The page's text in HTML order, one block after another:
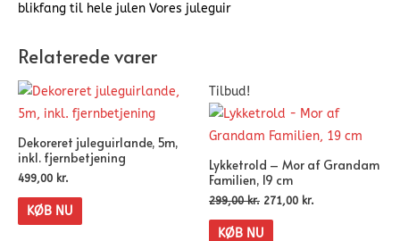
blikfang til hele julen Vores juleguir
Relaterede varer
Dekoreret juleguirlande, 5m,
inkl. fjernbetjening
499,00 kr.
KØB NU
Tilbud!
Lykketrold – Mor af Grandam
Familien, 19 cm
299,00kr. 271,00 kr.
KØB NU